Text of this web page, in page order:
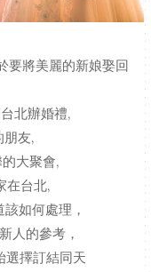
要將美麗的新娘娶回
北辦婚禮,
友,
大聚會,
在台北,
如何處理，
人的參考，
選擇訂結同天